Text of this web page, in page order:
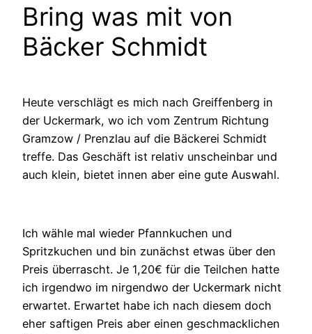
Bring was mit von
Bäcker Schmidt
Heute verschlägt es mich nach Greiffenberg in
der Uckermark, wo ich vom Zentrum Richtung
Gramzow / Prenzlau auf die Bäckerei Schmidt
treffe. Das Geschäft ist relativ unscheinbar und
auch klein, bietet innen aber eine gute Auswahl.
Ich wähle mal wieder Pfannkuchen und
Spritzkuchen und bin zunächst etwas über den
Preis überrascht. Je 1,20€ für die Teilchen hatte
ich irgendwo im nirgendwo der Uckermark nicht
erwartet. Erwartet habe ich nach diesem doch
eher saftigen Preis aber einen geschmacklichen